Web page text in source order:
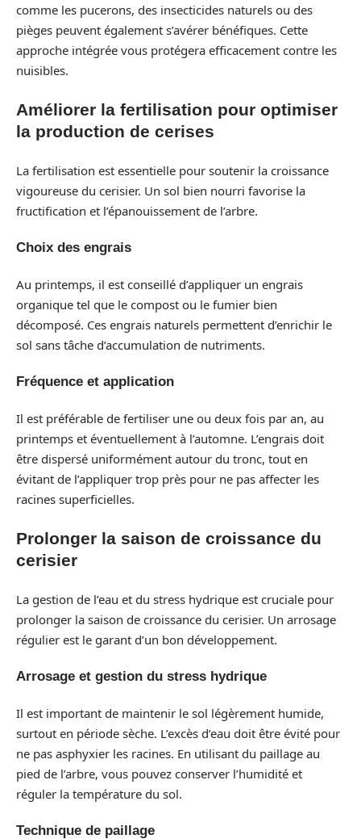
comme les pucerons, des insecticides naturels ou des
pièges peuvent également s’avérer bénéfiques. Cette
approche intégrée vous protégera efficacement contre les
nuisibles.
Améliorer la fertilisation pour optimiser
la production de cerises
La fertilisation est essentielle pour soutenir la croissance
vigoureuse du cerisier. Un sol bien nourri favorise la
fructification et l’épanouissement de l’arbre.
Choix des engrais
Au printemps, il est conseillé d’appliquer un engrais
organique tel que le compost ou le fumier bien
décomposé. Ces engrais naturels permettent d’enrichir le
sol sans tâche d’accumulation de nutriments.
Fréquence et application
Il est préférable de fertiliser une ou deux fois par an, au
printemps et éventuellement à l’automne. L’engrais doit
être dispersé uniformément autour du tronc, tout en
évitant de l’appliquer trop près pour ne pas affecter les
racines superficielles.
Prolonger la saison de croissance du
cerisier
La gestion de l’eau et du stress hydrique est cruciale pour
prolonger la saison de croissance du cerisier. Un arrosage
régulier est le garant d’un bon développement.
Arrosage et gestion du stress hydrique
Il est important de maintenir le sol légèrement humide,
surtout en période sèche. L’excès d’eau doit être évité pour
ne pas asphyxier les racines. En utilisant du paillage au
pied de l’arbre, vous pouvez conserver l’humidité et
réguler la température du sol.
Technique de paillage